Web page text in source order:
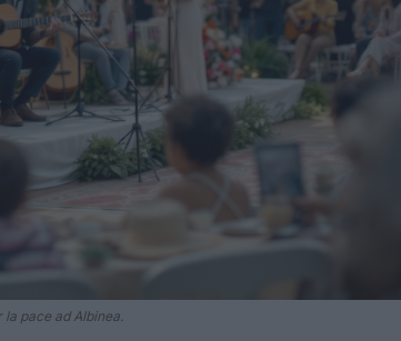
pace ad Albinea.